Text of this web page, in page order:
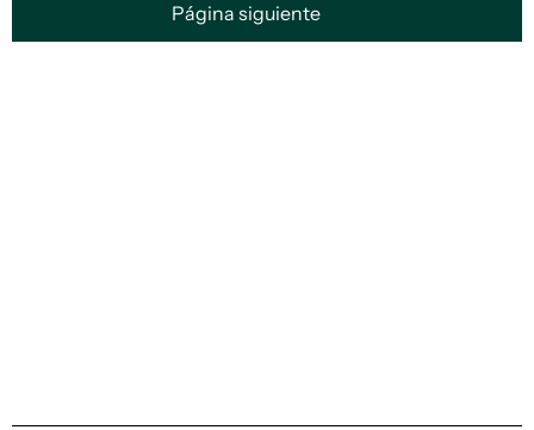
Página siguiente